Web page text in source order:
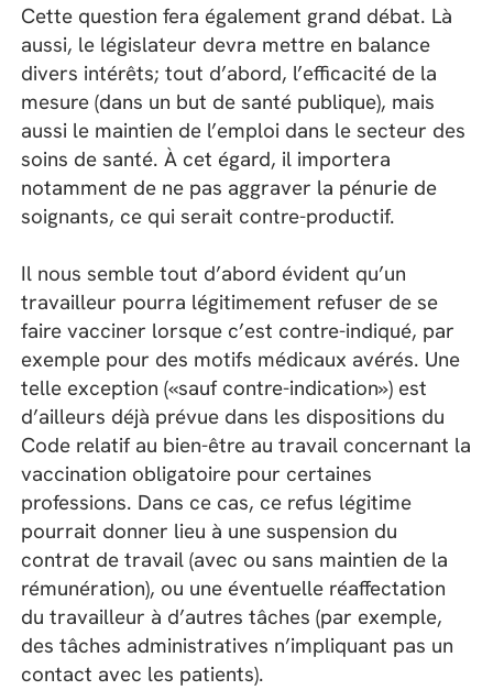
Cette question fera également grand débat. Là
aussi, le législateur devra mettre en balance
divers intérêts; tout d’abord, l’efficacité de la
mesure (dans un but de santé publique), mais
aussi le maintien de l’emploi dans le secteur des
soins de santé. À cet égard, il importera
notamment de ne pas aggraver la pénurie de
soignants, ce qui serait contre-productif.
Il nous semble tout d’abord évident qu’un
travailleur pourra légitimement refuser de se
faire vacciner lorsque c’est contre-indiqué, par
exemple pour des motifs médicaux avérés. Une
telle exception («sauf contre-indication») est
d’ailleurs déjà prévue dans les dispositions du
Code relatif au bien-être au travail concernant la
vaccination obligatoire pour certaines
professions. Dans ce cas, ce refus légitime
pourrait donner lieu à une suspension du
contrat de travail (avec ou sans maintien de la
rémunération), ou une éventuelle réaffectation
du travailleur à d’autres tâches (par exemple,
des tâches administratives n’impliquant pas un
contact avec les patients).